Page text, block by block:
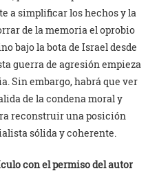
a simplificar los hechos y la
de la memoria el oprobio
bajo la bota de Israel desde
guerra de agresión empieza
Sin embargo, habrá que ver
de la condena moral y
reconstruir una posición
sólida y coherente.
con el permiso del autor